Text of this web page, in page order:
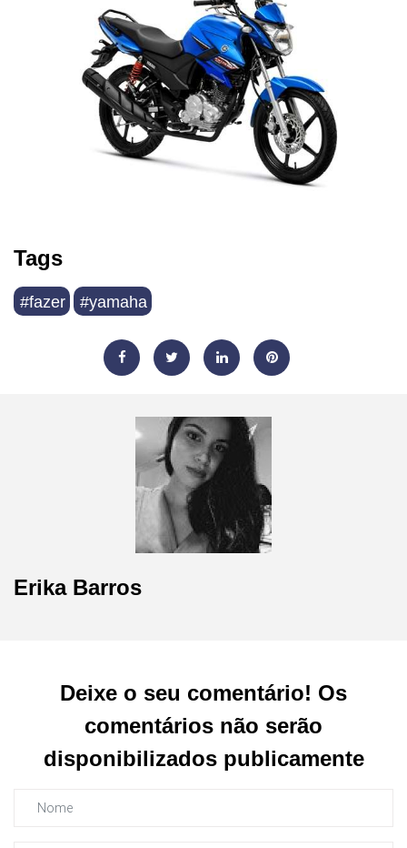
Tags
#fazer #yamaha
Erika Barros
Deixe o seu comentário! Os
comentários não serão
disponibilizados publicamente